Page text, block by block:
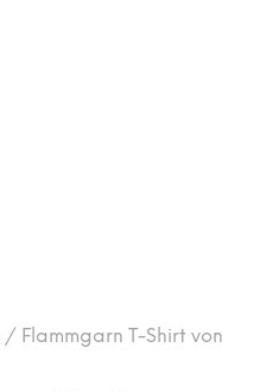
/ Flammgarn T-Shirt von